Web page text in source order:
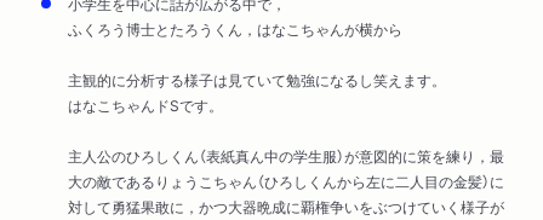
夏祭りとひろしくんの英断
第16章 怖れられることと慕われること――非情のキャンプ、
かえでちゃんの混迷
第17章 信義を守る必要はあるのか？――背信のマラソン大
会、まなぶくんの不覚
第18章 軽蔑と憎悪を逃れるにはどうすれば良いか――ひろし
ふくろう博士とたろうくん，はなこちゃんが横から
主観的に分析する様子は見ていて勉強になるし笑えます。
はなこちゃんドSです。
主人公のひろしくん（表紙真ん中の学生服）が意図的に策を練り，最
大の敵であるりょうこちゃん（ひろしくんから左に二人目の金髪）に
対して勇猛果敢に，かつ大器晩成に覇権争いをぶつけていく様子が